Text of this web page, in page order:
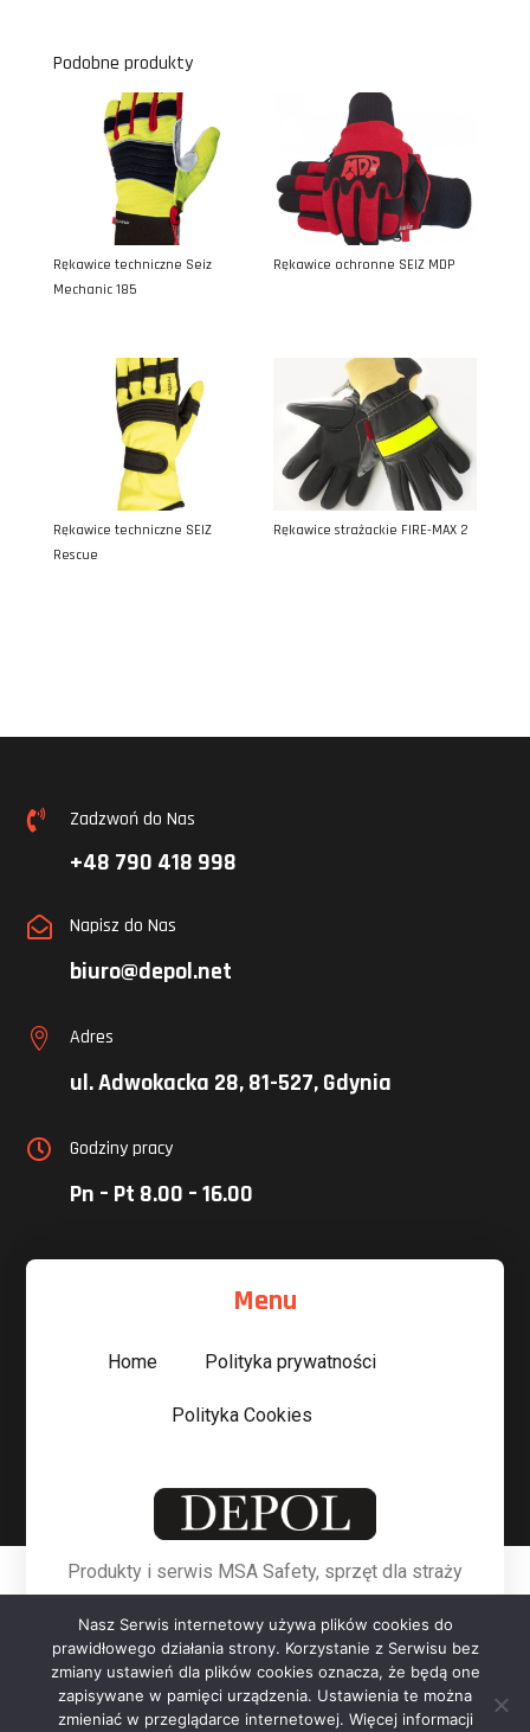
Podobne produkty
Rękawice techniczne Seiz
Mechanic 185
Rękawice ochronne SEIZ MDP
Rękawice techniczne SEIZ
Rescue
Rękawice strażackie FIRE-MAX 2
 Zadzwoń do Nas
+48 790 418 998
 Napisz do Nas
biuro@depol.net
 Adres
ul. Adwokacka 28, 81-527, Gdynia
 Godziny pracy
Pn – Pt 8.00 – 16.00
Menu
Home Polityka prywatności
Polityka Cookies
Produkty i serwis MSA Safety, sprzęt dla straży
pożarnej, kalibracja mierników.
Jesteśmy na
Nasz Serwis internetowy używa plików cookies do
prawidłowego działania strony. Korzystanie z Serwisu bez
zmiany ustawień dla plików cookies oznacza, że będą one
zapisywane w pamięci urządzenia. Ustawienia te można
zmieniać w przeglądarce internetowej. Więcej informacji